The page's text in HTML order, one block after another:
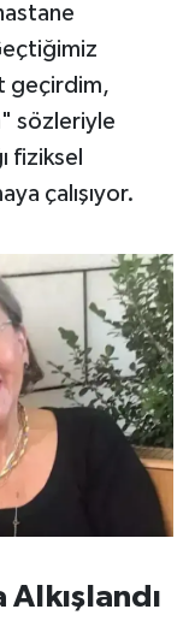
geçirdim,
sözleriyle
fiziksel
çalışıyor.